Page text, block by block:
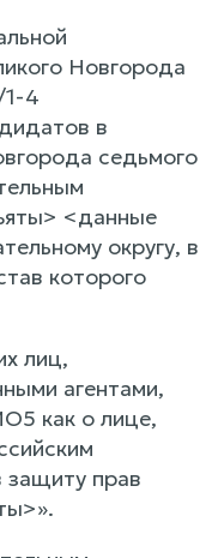
Новгорода
1-4
в
седьмого
<данные
округу, в
которого
лиц,
агентами,
как о лице,
прав